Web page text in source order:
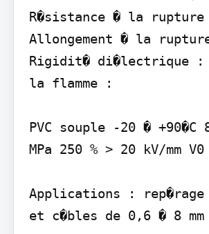
R�sistance � la
Allongement � la
Rigidit� di�lectrique :
la flamme :
PVC souple -20 � +90�C
MPa 250 % > 20 kV/mm V0
Applications :
et c�bles de 0,6 � 8